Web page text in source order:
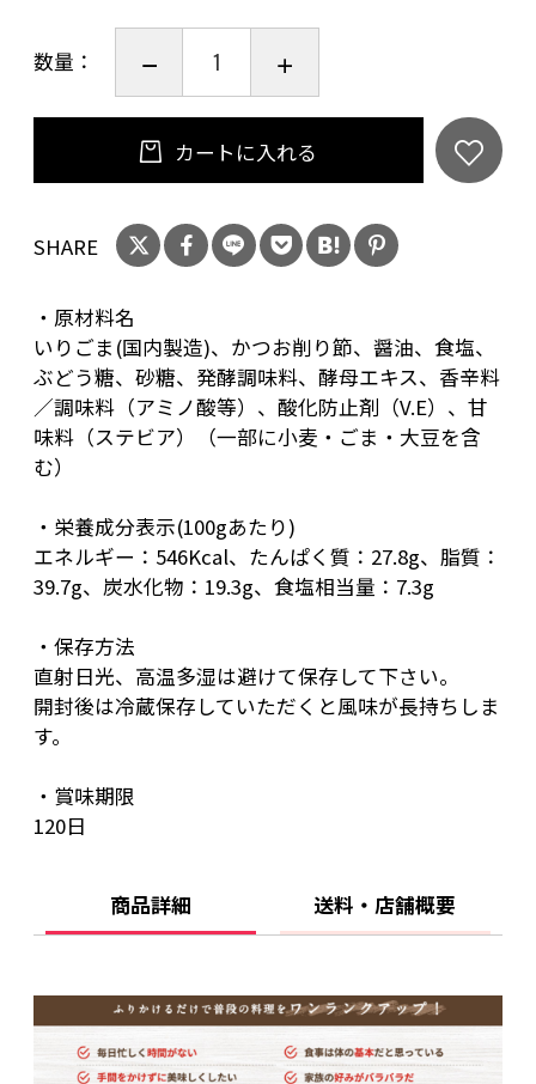
数量：
カートに入れる
SHARE
・原材料名
いりごま(国内製造)、かつお削り節、醤油、食塩、
ぶどう糖、砂糖、発酵調味料、酵母エキス、香辛料
／調味料（アミノ酸等）、酸化防止剤（V.E）、甘
味料（ステビア）（一部に小麦・ごま・大豆を含
む）
・栄養成分表示(100gあたり)
エネルギー：546Kcal、たんぱく質：27.8g、脂質：
39.7g、炭水化物：19.3g、食塩相当量：7.3g
・保存方法
直射日光、高温多湿は避けて保存して下さい。
開封後は冷蔵保存していただくと風味が長持ちしま
す。
・賞味期限
120日
商品詳細 送料・店舗概要